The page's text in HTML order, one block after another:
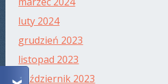
luty 2024
grudzień 2023
listopad 2023
październik 2023